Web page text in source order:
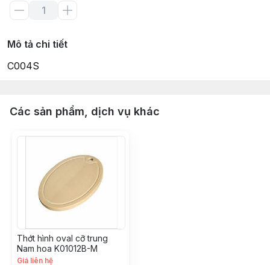
Mô tả chi tiết
C004S
Các sản phẩm, dịch vụ khác
Thớt hình oval cỡ trung
Nam hoa K01012B-M
Giá liên hệ